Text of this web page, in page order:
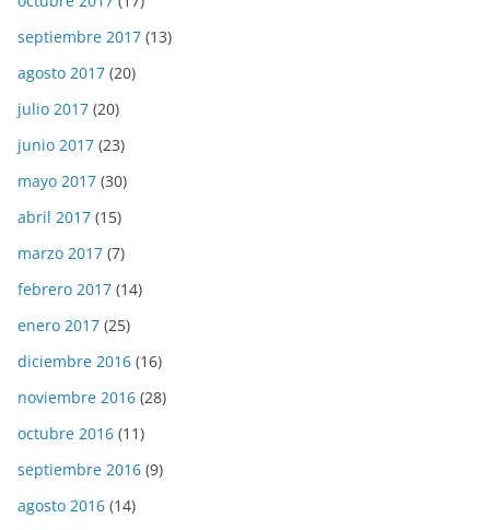
septiembre 2017 (13)
agosto 2017 (20)
julio 2017 (20)
junio 2017 (23)
mayo 2017 (30)
abril 2017 (15)
marzo 2017 (7)
febrero 2017 (14)
enero 2017 (25)
diciembre 2016 (16)
noviembre 2016 (28)
octubre 2016 (11)
septiembre 2016 (9)
agosto 2016 (14)